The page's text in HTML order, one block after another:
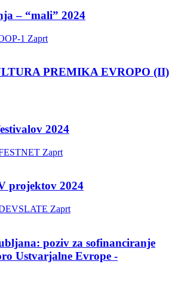
– “mali” 2024
1 Zaprt
PREMIKA EVROPO (II)
2024
Zaprt
projektov 2024
Zaprt
poziv za sofinanciranje
Ustvarjalne Evrope -